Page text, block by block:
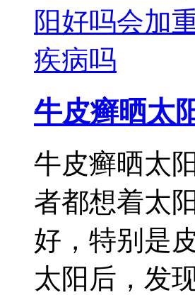
牛皮癣晒太
牛皮癣晒太
者都想着太
好，特别是
太阳后，发